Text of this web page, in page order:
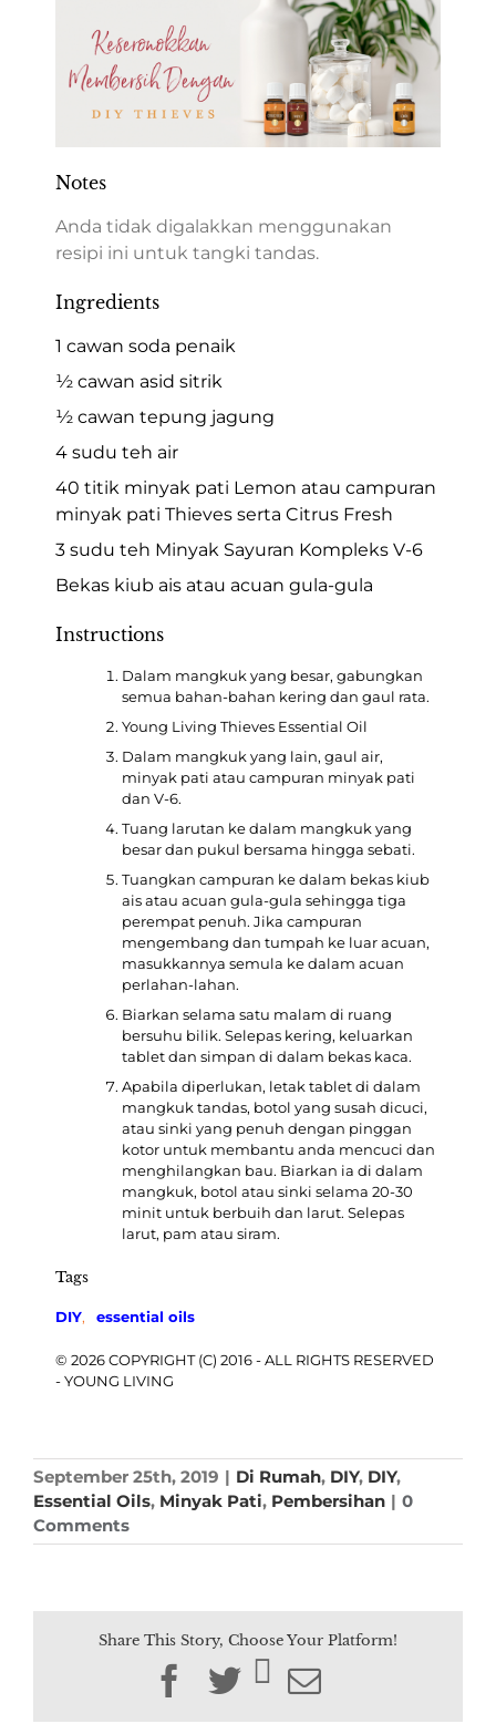
Notes
Anda tidak digalakkan menggunakan
resipi ini untuk tangki tandas.
Ingredients
1 cawan soda penaik
½ cawan asid sitrik
½ cawan tepung jagung
4 sudu teh air
40 titik minyak pati Lemon atau campuran
minyak pati Thieves serta Citrus Fresh
3 sudu teh Minyak Sayuran Kompleks V-6
Bekas kiub ais atau acuan gula-gula
Instructions
Dalam mangkuk yang besar, gabungkan
semua bahan-bahan kering dan gaul rata.
Young Living Thieves Essential Oil
Dalam mangkuk yang lain, gaul air,
minyak pati atau campuran minyak pati
dan V-6.
Tuang larutan ke dalam mangkuk yang
besar dan pukul bersama hingga sebati.
Tuangkan campuran ke dalam bekas kiub
ais atau acuan gula-gula sehingga tiga
perempat penuh. Jika campuran
mengembang dan tumpah ke luar acuan,
masukkannya semula ke dalam acuan
perlahan-lahan.
Biarkan selama satu malam di ruang
bersuhu bilik. Selepas kering, keluarkan
tablet dan simpan di dalam bekas kaca.
Apabila diperlukan, letak tablet di dalam
mangkuk tandas, botol yang susah dicuci,
atau sinki yang penuh dengan pinggan
kotor untuk membantu anda mencuci dan
menghilangkan bau. Biarkan ia di dalam
mangkuk, botol atau sinki selama 20-30
minit untuk berbuih dan larut. Selepas
larut, pam atau siram.
Tags
DIY, essential oils
© 2026 COPYRIGHT (C) 2016 - ALL RIGHTS RESERVED
- YOUNG LIVING
September 25th, 2019 | Di Rumah, DIY, DIY,
Essential Oils, Minyak Pati, Pembersihan | 0
Comments
Share This Story, Choose Your Platform!
Facebook
TwitterEmail